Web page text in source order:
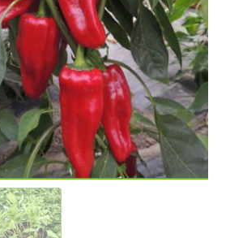
VRTNI SLJEZOVI
ZAČINSKO
VOĆE